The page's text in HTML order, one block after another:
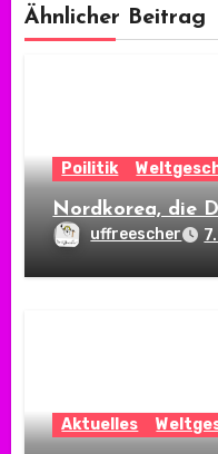
Ähnlicher Beitrag
Poilitik
Nordkorea, die
uffreescher
Aktuelles